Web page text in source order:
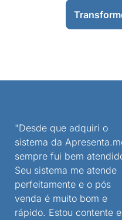
"Desde que adquiri o
sistema da
sempre fui bem
Seu sistema me atende
perfeitamente e o pós
venda é muito bom e
rápido. Estou contente e